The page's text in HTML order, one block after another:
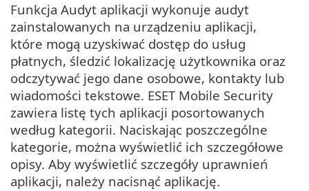
Funkcja Audyt aplikacji wykonuje audyt
zainstalowanych na urządzeniu aplikacji,
które mogą uzyskiwać dostęp do usług
płatnych, śledzić lokalizację użytkownika oraz
odczytywać jego dane osobowe, kontakty lub
wiadomości tekstowe. ESET Mobile Security
zawiera listę tych aplikacji posortowanych
według kategorii. Naciskając poszczególne
kategorie, można wyświetlić ich szczegółowe
opisy. Aby wyświetlić szczegóły uprawnień
aplikacji, należy nacisnąć aplikację.